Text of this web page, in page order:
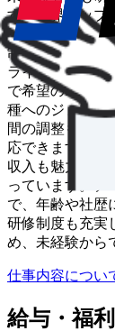
す。業界トップ
す。家族手当や
制度も完備。子
ライフバランス
で希望のエリア
種へのジョブチ
間の調整もでき
応できます。月
収入も魅力。未
っています。チ
で、年齢や社歴
研修制度も充実
め、未経験から
仕事内容につい
給与・福